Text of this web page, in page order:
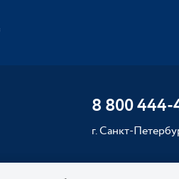
8 800 444-
г. Санкт-